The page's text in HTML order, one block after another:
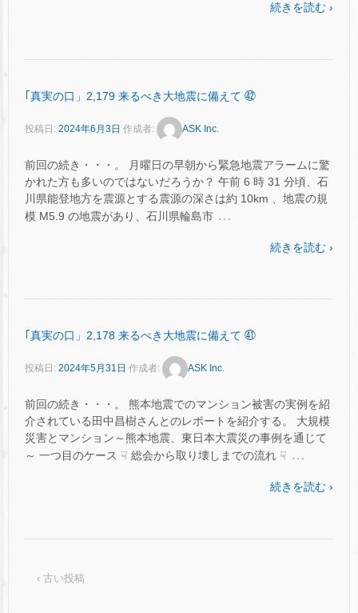
続きを読む ›
｢真実の口」2,179 来るべき大地震に備えて ㊷
投稿日: 2024年6月3日 作成者: ASK Inc.
前回の続き・・・。 月曜日の早朝から緊急地震アラームに驚
かれた方も多いのではないだろうか？ 午前 6 時 31 分頃、石
川県能登地方を震源とする震源の深さは約 10km 、地震の規
模 M5.9 の地震があり、石川県輪島市 …
続きを読む ›
｢真実の口」2,178 来るべき大地震に備えて ㊶
投稿日: 2024年5月31日 作成者: ASK Inc.
前回の続き・・・。 熊本地震でのマンション被害の実例を紹
介されている田中昌樹さんとのレポートを紹介する。 大規模
災害とマンション～熊本地震、東日本大震災の事例を通じて
～ 一つ目のケース ☟ 総会から取り壊しまでの流れ ☟ …
続きを読む ›
‹ 古い投稿